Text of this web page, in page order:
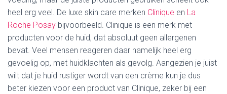
heel erg veel. De luxe skin care merken Clinique en La
Roche Posay bijvoorbeeld. Clinique is een merk met
producten voor de huid, dat absoluut geen allergenen
bevat. Veel mensen reageren daar namelijk heel erg
gevoelig op, met huidklachten als gevolg. Aangezien je juist
wilt dat je huid rustiger wordt van een crème kun je dus
beter kiezen voor een product van Clinique, zeker bij een